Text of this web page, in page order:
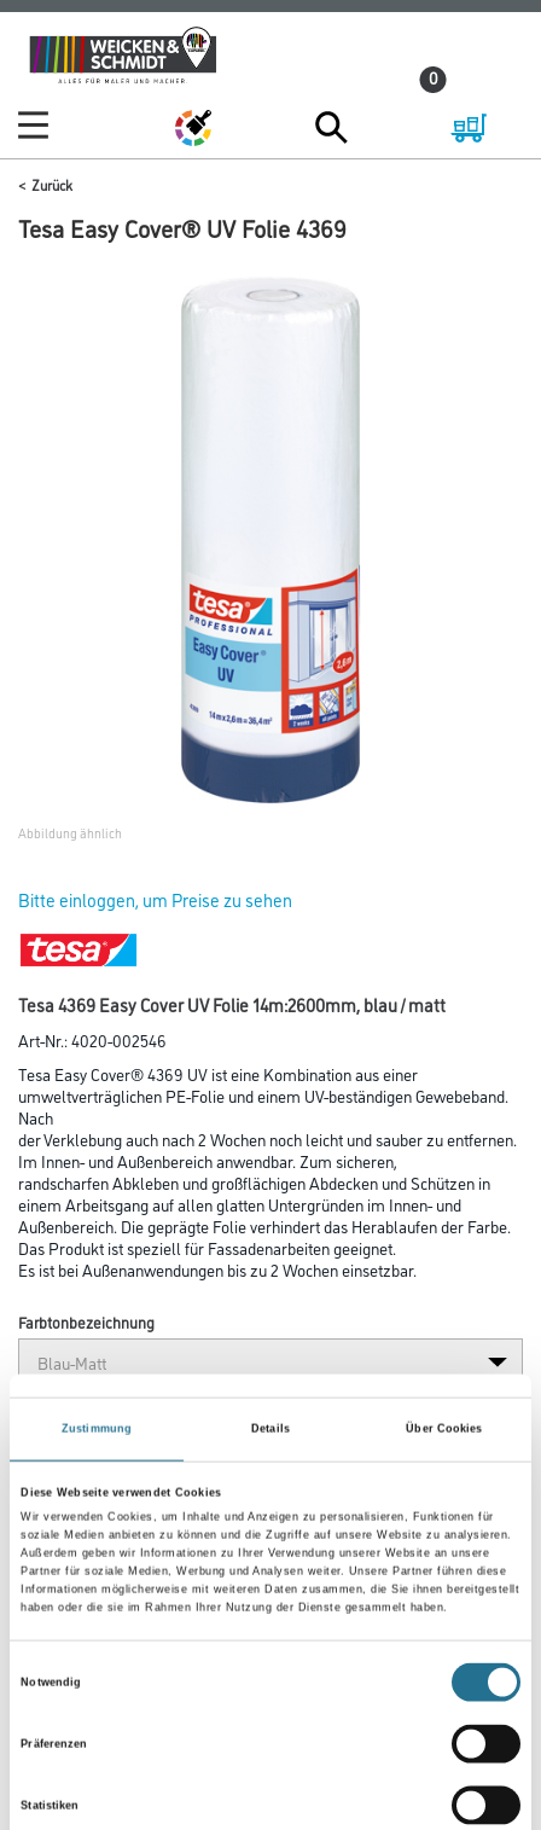
Zustimmung Details Über Cookies
Diese Webseite verwendet Cookies
Wir verwenden Cookies, um Inhalte und Anzeigen zu personalisieren, Funktionen für
soziale Medien anbieten zu können und die Zugriffe auf unsere Website zu analysieren.
Außerdem geben wir Informationen zu Ihrer Verwendung unserer Website an unsere
Partner für soziale Medien, Werbung und Analysen weiter. Unsere Partner führen diese
Informationen möglicherweise mit weiteren Daten zusammen, die Sie ihnen bereitgestellt
haben oder die sie im Rahmen Ihrer Nutzung der Dienste gesammelt haben.
Notwendig
Präferenzen
Statistiken
Zum
Inhalt
Zum
Navigationsmenü
0
Zurück
Tesa Easy Cover® UV Folie 4369
Abbildung ähnlich
Bitte einloggen, um Preise zu sehen
Tesa 4369 Easy Cover UV Folie 14m:2600mm, blau / matt
Art-Nr.:4020-002546
Tesa Easy Cover® 4369 UV ist eine Kombination aus einer
umweltverträglichen PE-Folie und einem UV-beständigen Gewebeband.
Nach
der Verklebung auch nach 2 Wochen noch leicht und sauber zu entfernen.
Im Innen- und Außenbereich anwendbar. Zum sicheren,
randscharfen Abkleben und großflächigen Abdecken und Schützen in
einem Arbeitsgang auf allen glatten Untergründen im Innen- und
Außenbereich. Die geprägte Folie verhindert das Herablaufen der Farbe.
Das Produkt ist speziell für Fassadenarbeiten geeignet.
Es ist bei Außenanwendungen bis zu 2 Wochen einsetzbar.
Farbtonbezeichnung
Breite in millimeter
Umrechnungsfaktoren